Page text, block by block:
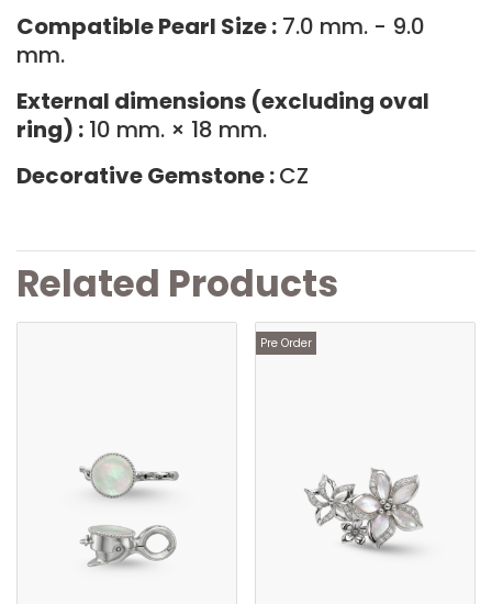
Compatible Pearl Size : 7.0 mm. - 9.0
mm.
External dimensions (excluding oval
ring) : 10 mm. × 18 mm.
Decorative Gemstone :CZ
Related Products
Pre Order